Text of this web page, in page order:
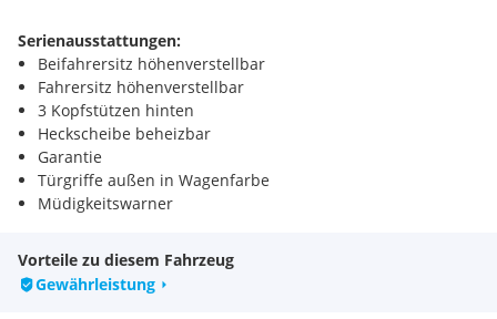
Serienausstattungen:
Beifahrersitz höhenverstellbar
Fahrersitz höhenverstellbar
3 Kopfstützen hinten
Heckscheibe beheizbar
Garantie
Türgriffe außen in Wagenfarbe
Müdigkeitswarner
3-Punkt Sicherheitsgurte vorne mit Gurtblockieren und
pyrotechnischen Gurtstraffern
Ablagefach mit Smartphone-Halterung
Vorteile zu diesem Fahrzeug
Gewährleistung